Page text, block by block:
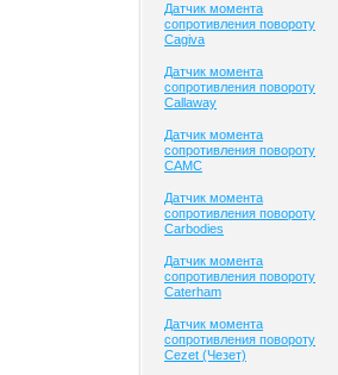
Датчик момента
сопротивления повороту
Cagiva
Датчик момента
сопротивления повороту
Callaway
Датчик момента
сопротивления повороту
CAMC
Датчик момента
сопротивления повороту
Carbodies
Датчик момента
сопротивления повороту
Caterham
Датчик момента
сопротивления повороту
Cezet (Чезет)